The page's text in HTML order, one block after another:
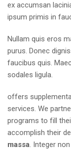
ex accumsan
ipsum primis in
Nullam quis eros
purus. Donec
faucibus quis.
sodales ligula.
offers
services. We
programs to fill
accomplish their
massa. Integer